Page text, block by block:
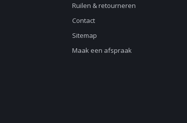
Ruilen & retourneren
Contact
Sitemap
Maak een afspraak